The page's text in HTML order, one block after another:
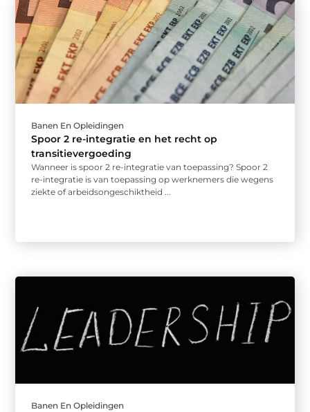
Banen En Opleidingen
Spoor 2 re-integratie en het recht op
transitievergoeding
Wanneer is spoor 2 re-integratie van toepassing? Spoor 2
re-integratie is van toepassing op werknemers die wegens
ziekte of arbeidsongeschiktheid ...
Banen En Opleidingen